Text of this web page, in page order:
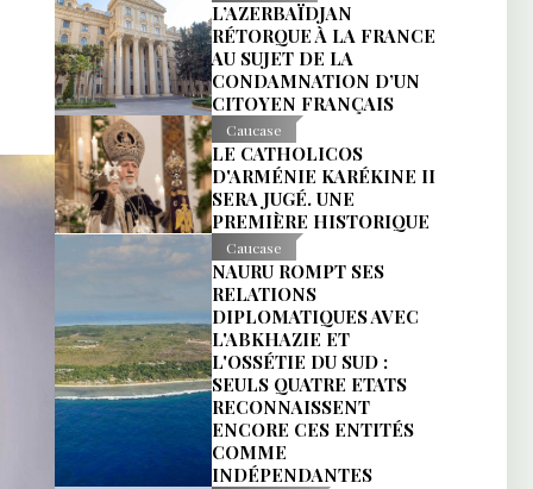
L’AZERBAÏDJAN
RÉTORQUE À LA FRANCE
AU SUJET DE LA
CONDAMNATION D’UN
CITOYEN FRANÇAIS
Caucase
LE CATHOLICOS
D'ARMÉNIE KARÉKINE II
SERA JUGÉ. UNE
PREMIÈRE HISTORIQUE
Caucase
NAURU ROMPT SES
RELATIONS
DIPLOMATIQUES AVEC
L'ABKHAZIE ET
L'OSSÉTIE DU SUD :
SEULS QUATRE ETATS
RECONNAISSENT
ENCORE CES ENTITÉS
COMME
INDÉPENDANTES